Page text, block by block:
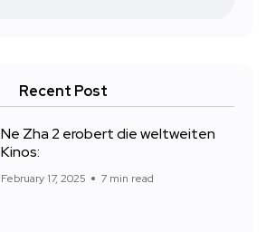
Recent Post
Ne Zha 2 erobert die weltweiten
Kinos:
February 17, 2025 7 min read